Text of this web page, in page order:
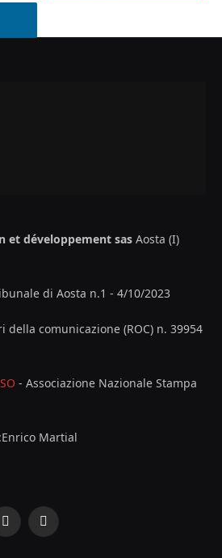
et développement sas Aosta (I)
di Aosta n.1 - 4/10/2023
comunicazione (ROC) n. 39954
- Associazione Nazionale Stampa
Martial
YouTubeLinkedIn